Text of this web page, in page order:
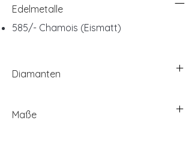
Edelmetalle
585/- Chamois (Eismatt)
Diamanten
Maße